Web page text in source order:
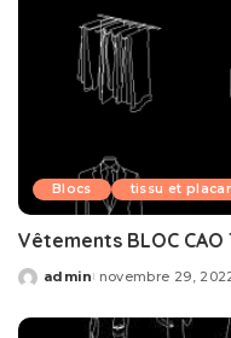
Blocs tissu et
Vêtements BLOC CAO
Posted
admin novembre 29,